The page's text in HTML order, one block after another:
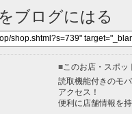
ブログにはる
■ このお店・スポ
読取機能付きのモ
アクセス！
便利に店舗情報を